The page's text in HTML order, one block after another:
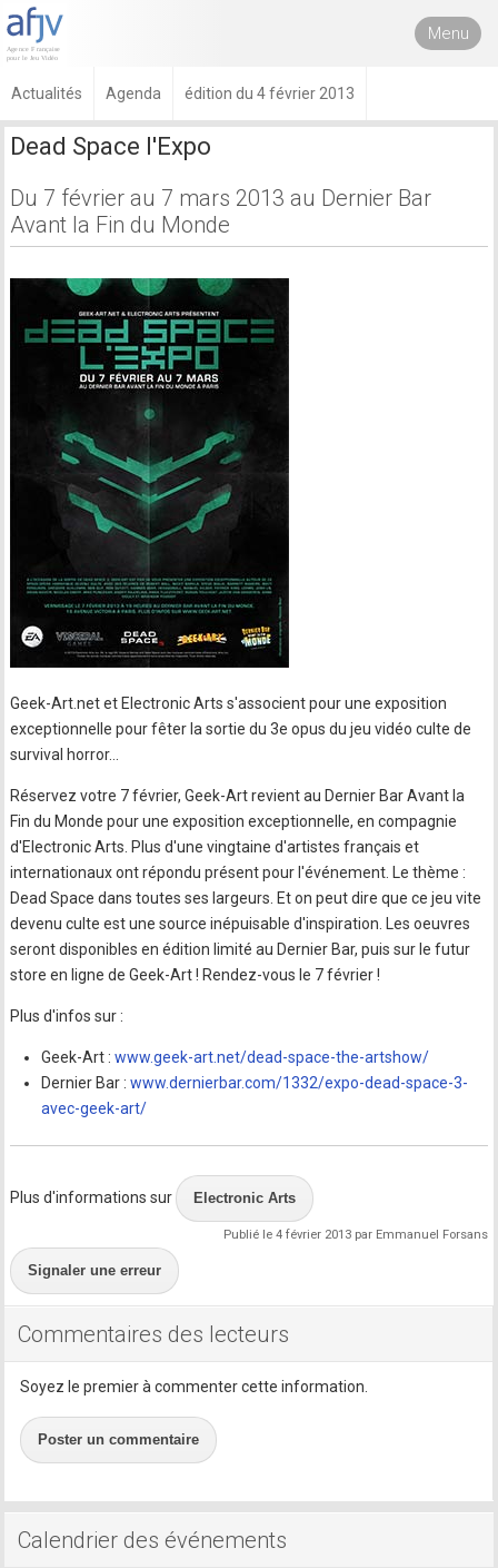
Menu
Actualités Agenda édition du 4 février 2013
Dead Space l'Expo
Du 7 février au 7 mars 2013 au Dernier Bar
Avant la Fin du Monde
Geek-Art.net et Electronic Arts s'associent pour une exposition
exceptionnelle pour fêter la sortie du 3e opus du jeu vidéo culte de
survival horror…
Réservez votre 7 février, Geek-Art revient au Dernier Bar Avant la
Fin du Monde pour une exposition exceptionnelle, en compagnie
d'Electronic Arts. Plus d'une vingtaine d'artistes français et
internationaux ont répondu présent pour l'événement. Le thème :
Dead Space dans toutes ses largeurs. Et on peut dire que ce jeu vite
devenu culte est une source inépuisable d'inspiration. Les oeuvres
seront disponibles en édition limité au Dernier Bar, puis sur le futur
store en ligne de Geek-Art ! Rendez-vous le 7 février !
Plus d'infos sur :
Geek-Art :www.geek-art.net/dead-space-the-artshow/
Dernier Bar :www.dernierbar.com/1332/expo-dead-space-3-
avec-geek-art/
Plus d'informations sur Electronic Arts
Publié le 4 février 2013 par Emmanuel Forsans
Signaler une erreur
Commentaires des lecteurs
Soyez le premier à commenter cette information.
Poster un commentaire
Calendrier des événements